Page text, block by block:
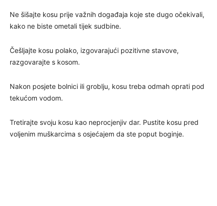
Ne šišajte kosu prije važnih događaja koje ste dugo očekivali,
kako ne biste ometali tijek sudbine.
Češljajte kosu polako, izgovarajući pozitivne stavove,
razgovarajte s kosom.
Nakon posjete bolnici ili groblju, kosu treba odmah oprati pod
tekućom vodom.
Tretirajte svoju kosu kao neprocjenjiv dar. Pustite kosu pred
voljenim muškarcima s osjećajem da ste poput boginje.